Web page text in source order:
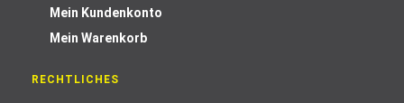
Mein Kundenkonto
Mein Warenkorb
RECHTLICHES